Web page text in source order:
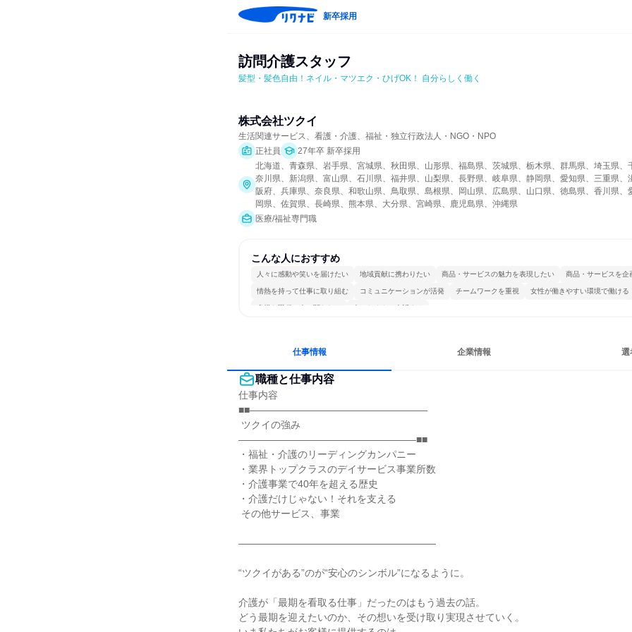
新卒採用
訪問介護スタッフ
髪型・髪色自由！ネイル・マツエク・ひげOK！ 自分らしく働く
株式会社ツクイ
生活関連サービス、看護・介護、福祉・独立行政法人・NGO・NPO
正社員
27年卒 新卒採用
北海道、青森県、岩手県、宮城県、秋田県、山形県、福島県、茨城県、栃木県、群馬県、埼玉県、
奈川県、新潟県、富山県、石川県、福井県、山梨県、長野県、岐阜県、静岡県、愛知県、三重県、
阪府、兵庫県、奈良県、和歌山県、鳥取県、島根県、岡山県、広島県、山口県、徳島県、香川県、
岡県、佐賀県、長崎県、熊本県、大分県、宮崎県、鹿児島県、沖縄県
医療/福祉専門職
こんな人におすすめ
人々に感動や笑いを届けたい 地域貢献に携わりたい 商品・サービスの魅力を表現したい 商品・サービスを企
情熱を持って仕事に取り組む コミュニケーションが活発 チームワークを重視 女性が働きやすい環境で働ける
多様な職種の人と関われる 人とたくさん会話する
仕事情報 企業情報 選
職種と仕事内容
仕事内容
■■――――――――――――――――――
――――――――――――――――――■■
・福祉・介護のリーディングカンパニー
・業界トップクラスのデイサービス事業所数
・介護事業で40年を超える歴史
・介護だけじゃない！それを支える
――――――――――――――――――――
“ツクイがある”のが“安心のシンボル”になるように。
介護が「最期を看取る仕事」だったのはもう過去の話。
どう最期を迎えたいのか、その想いを受け取り実現させていく。